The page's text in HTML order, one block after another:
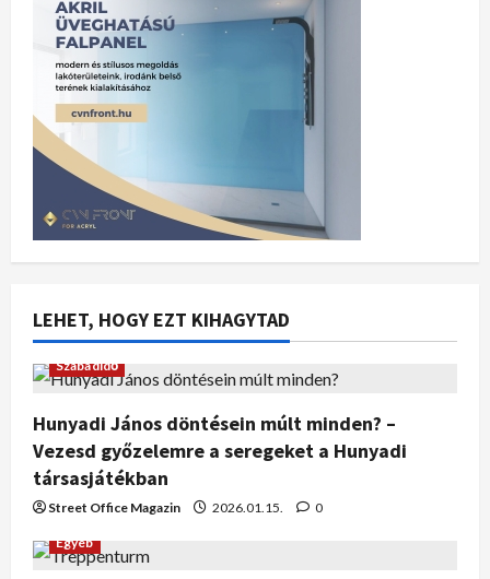
LEHET, HOGY EZT KIHAGYTAD
Szabadidő
Hunyadi János döntésein múlt minden? –
Vezesd győzelemre a seregeket a Hunyadi
társasjátékban
Street Office Magazin 2026.01.15. 0
Egyéb